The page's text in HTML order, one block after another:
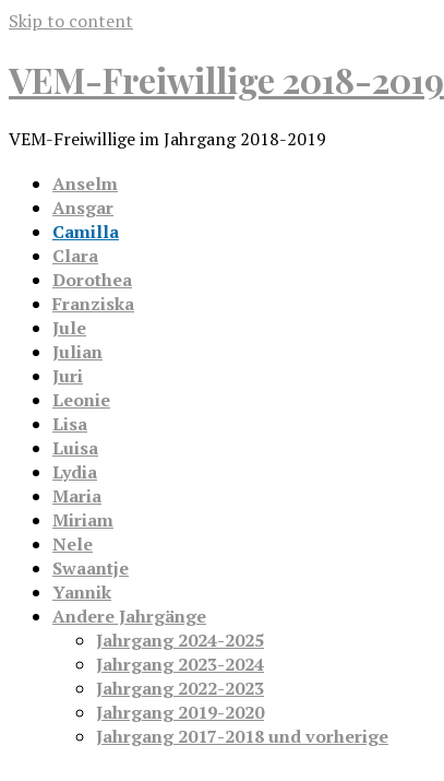
Skip to content
VEM-Freiwillige 2018-2019
VEM-Freiwillige im Jahrgang 2018-2019
Anselm
Ansgar
Camilla
Clara
Dorothea
Franziska
Jule
Julian
Juri
Leonie
Lisa
Luisa
Lydia
Maria
Miriam
Nele
Swaantje
Yannik
Andere Jahrgänge
Jahrgang 2024-2025
Jahrgang 2023-2024
Jahrgang 2022-2023
Jahrgang 2019-2020
Jahrgang 2017-2018 und vorherige